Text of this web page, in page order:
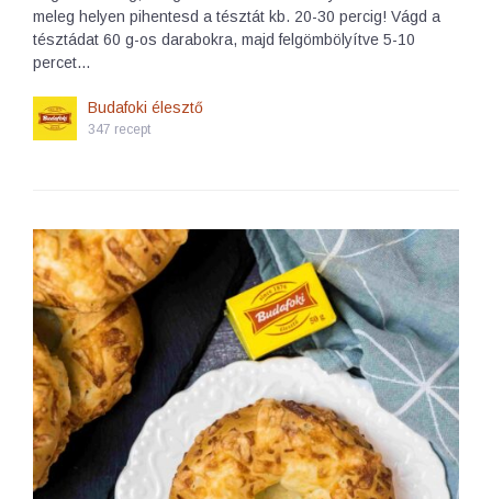
meleg helyen pihentesd a tésztát kb. 20-30 percig! Vágd a
tésztádat 60 g-os darabokra, majd felgömbölyítve 5-10
percet…
Budafoki élesztő
347 recept